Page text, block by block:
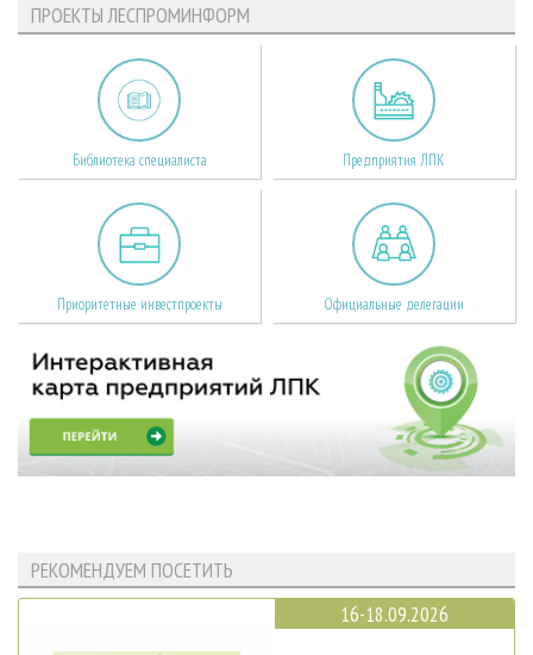
ПРОЕКТЫ ЛЕСПРОМИНФОРМ
Библиотека специалиста Предприятия ЛПК
Приоритетные инвестпроекты Официальные делегации
РЕКОМЕНДУЕМ ПОСЕТИТЬ
16-18.09.2026